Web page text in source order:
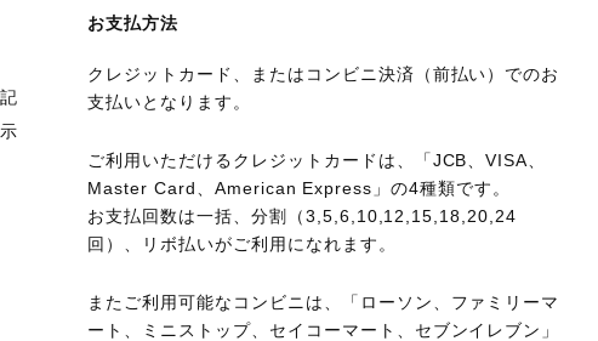
お支払方法
クレジットカード、またはコンビニ決済（前払い）でのお
支払いとなります。
ご利用いただけるクレジットカードは、「JCB、VISA、
Master Card、American Express」の4種類です。
お支払回数は一括、分割（3,5,6,10,12,15,18,20,24
回）、リボ払いがご利用になれます。
またご利用可能なコンビニは、「ローソン、ファミリーマ
ート、ミニストップ、セイコーマート、セブンイレブン」